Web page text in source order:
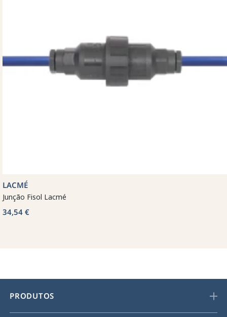
LACMÉ
Junção Fisol Lacmé
34,54 €
PRODUTOS